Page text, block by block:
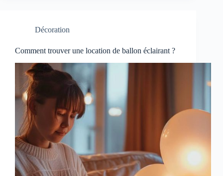
Décoration
Comment trouver une location de ballon éclairant ?